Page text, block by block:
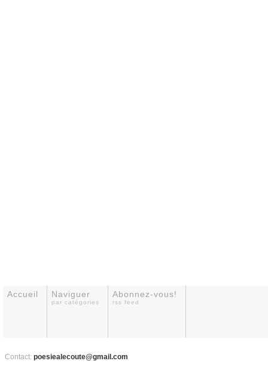
Accueil Naviguer
par catégories
Abonnez-vous!
rss feed
Contact: poesiealecoute@gmail.com